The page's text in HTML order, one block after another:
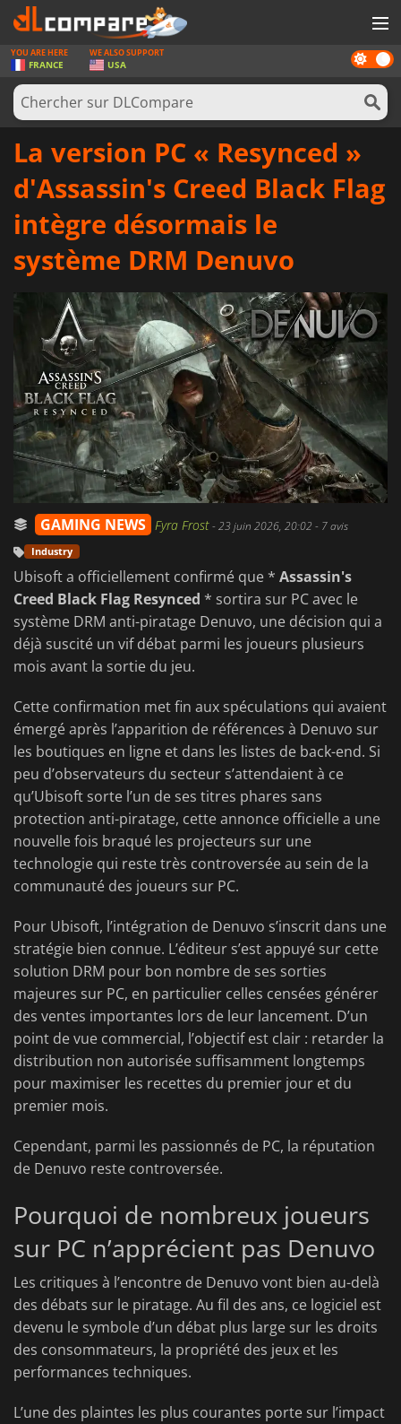
JEUX
CARTES PRÉPAYÉES
LOGICIELS
SE CONNECTER OU S'INSCRIRE
Dark
mode
YOU ARE HERE
FRANCE
WE ALSO SUPPORT
USA
La version PC « Resynced »
d'Assassin's Creed Black Flag
intègre désormais le
système DRM Denuvo
GAMING NEWS Fyra Frost-23 juin 2026, 20:02 - 7 avis
Industry
Ubisoft a officiellement confirmé que * Assassin's
Creed Black Flag Resynced * sortira sur PC avec le
système DRM anti-piratage Denuvo, une décision qui a
déjà suscité un vif débat parmi les joueurs plusieurs
mois avant la sortie du jeu.
Cette confirmation met fin aux spéculations qui avaient
émergé après l’apparition de références à Denuvo sur
les boutiques en ligne et dans les listes de back-end. Si
peu d’observateurs du secteur s’attendaient à ce
qu’Ubisoft sorte l’un de ses titres phares sans
protection anti-piratage, cette annonce officielle a une
nouvelle fois braqué les projecteurs sur une
technologie qui reste très controversée au sein de la
communauté des joueurs sur PC.
Pour Ubisoft, l’intégration de Denuvo s’inscrit dans une
stratégie bien connue. L’éditeur s’est appuyé sur cette
solution DRM pour bon nombre de ses sorties
majeures sur PC, en particulier celles censées générer
des ventes importantes lors de leur lancement. D’un
point de vue commercial, l’objectif est clair : retarder la
distribution non autorisée suffisamment longtemps
pour maximiser les recettes du premier jour et du
premier mois.
Cependant, parmi les passionnés de PC, la réputation
de Denuvo reste controversée.
Pourquoi de nombreux joueurs
sur PC n’apprécient pas Denuvo
Les critiques à l’encontre de Denuvo vont bien au-delà
des débats sur le piratage. Au fil des ans, ce logiciel est
devenu le symbole d’un débat plus large sur les droits
des consommateurs, la propriété des jeux et les
performances techniques.
L’une des plaintes les plus courantes porte sur l’impact